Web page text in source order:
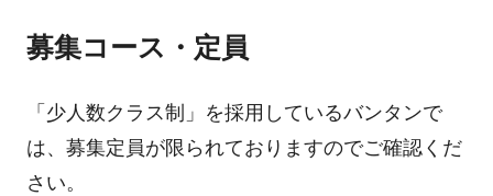
募集コース・定員
「少人数クラス制」を採用しているバンタンで
は、募集定員が限られておりますのでご確認くだ
さい。